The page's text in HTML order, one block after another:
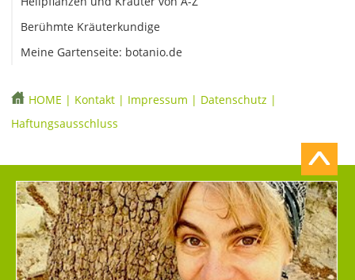
Berühmte Kräuterkundige
Meine Gartenseite: botanio.de
HOME | Kontakt | Impressum | Datenschutz |
Haftungsausschluss